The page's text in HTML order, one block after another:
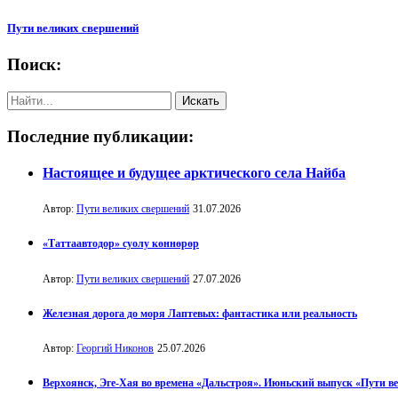
Пути великих свершений
Поиск:
Последние публикации:
Настоящее и будущее арктического села Найба
Автор: Пути великих свершений 31.07.2026
«Таттаавтодор» суолу көннөрөр
Автор: Пути великих свершений 27.07.2026
Железная дорога до моря Лаптевых: фантастика или реальность
Автор: Георгий Никонов 25.07.2026
Верхоянск, Эге-Хая во времена «Дальстроя». Июньский выпуск «Пути